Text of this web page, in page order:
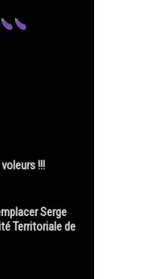
!!!
Serge
Territoriale de